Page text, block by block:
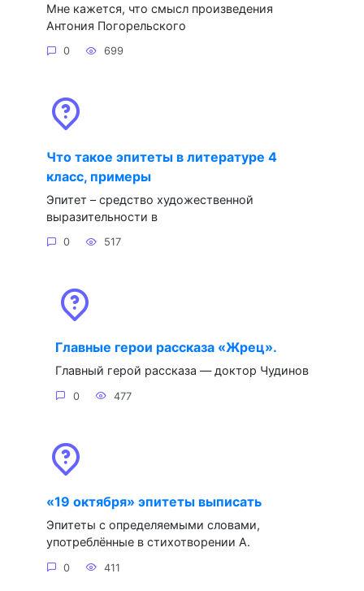
Мне кажется, что смысл произведения
Антония Погорельского
0 699
Что такое эпитеты в литературе 4
класс, примеры
Эпитет – средство художественной
выразительности в
0 517
Главные герои рассказа «Жрец».
Главный герой рассказа — доктор Чудинов
0 477
«19 октября» эпитеты выписать
Эпитеты с определяемыми словами,
употреблённые в стихотворении А.
0 411